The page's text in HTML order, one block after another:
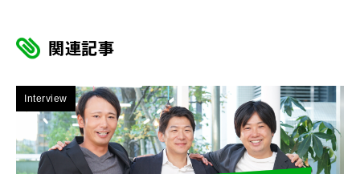
関連記事
Interview